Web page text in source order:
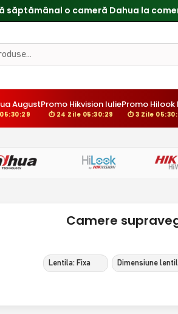
AugustPromo Hikvision Iulie
⏱ 24 Zile 05:30:28
Promo Hilook
⏱ 3 Zile
Camere
Lentila: Fixa Dimensiune